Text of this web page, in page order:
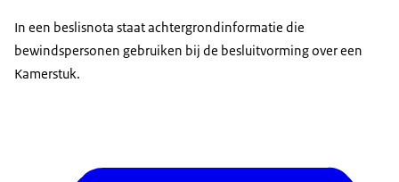
In een beslisnota staat achtergrondinformatie die
bewindspersonen gebruiken bij de besluitvorming over een
Kamerstuk.